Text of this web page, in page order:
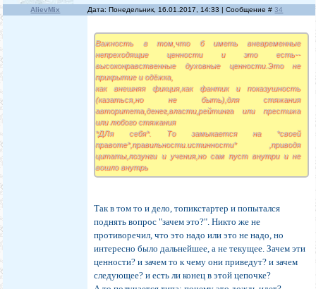
AlievMix Дата: Понедельник, 16.01.2017, 14:33 | Сообщение #34
Важность в том,что б иметь вневременные
непреходящие ценности и это есть--
высоконравственные духовные ценности.Это не
прикрытие и одёжка,
как внешняя фикция,как фантик и показушность
(казаться,но не быть),для стяжания
авторитета,денег,власти,рейтинга или престижа
или любого стяжания
*ДЛя себя*. То замыкается на *своей
правоте*,правильности.истинности* ,приводя
цитаты,лозунги и учения,но сам пуст внутри и не
вошло внутрь
Так в том то и дело, топикстартер и попытался
поднять вопрос "зачем это?". Никто же не
противоречил, что это надо или это не надо, но
интересно было дальнейшее, а не текущее. Зачем эти
ценности? и зачем то к чему они приведут? и зачем
следующее? и есть ли конец в этой цепочке?